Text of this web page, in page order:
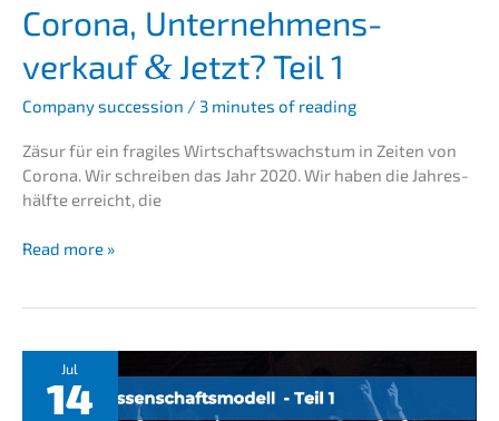
Corona, Unter­nehmens­
verkauf& Jetzt? Teil 1
Compa­ny succes­si­on / 3 minutes of reading
Zäsur für ein fragi­les Wirtschafts­wachs­tum in Zeiten von
Corona. Wir schrei­ben das Jahr 2020. Wir haben die Jahres­
hälf­te erreicht, die
Corona,
Jetzt?
Read more »
Jul
14